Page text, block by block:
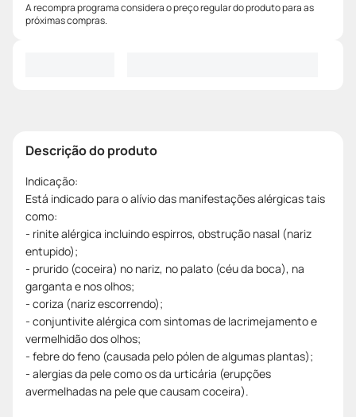
A recompra programa considera o preço regular do produto para as
próximas compras.
Descrição do produto
Indicação:
Está indicado para o alívio das manifestações alérgicas tais
como:
- rinite alérgica incluindo espirros, obstrução nasal (nariz
entupido);
- prurido (coceira) no nariz, no palato (céu da boca), na
garganta e nos olhos;
- coriza (nariz escorrendo);
- conjuntivite alérgica com sintomas de lacrimejamento e
vermelhidão dos olhos;
- febre do feno (causada pelo pólen de algumas plantas);
- alergias da pele como os da urticária (erupções
avermelhadas na pele que causam coceira).